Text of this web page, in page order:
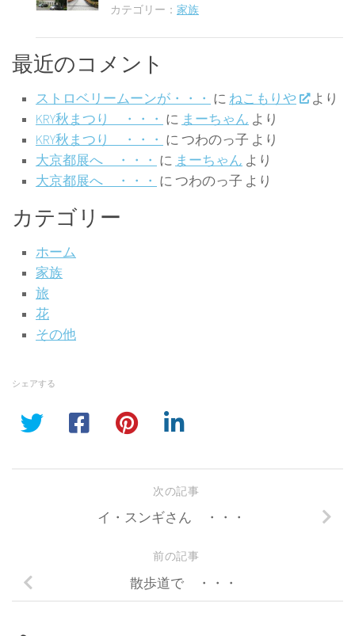
カテゴリー： 家族
最近のコメント
ストロベリームーンが・・・ に ねこもりや
より
KRY秋まつり ・・・ に まーちゃん より
KRY秋まつり ・・・ に つわのっ子 より
大京都展へ ・・・ に まーちゃん より
大京都展へ ・・・ に つわのっ子 より
カテゴリー
ホーム
家族
旅
花
その他
シェアする
次の記事
イ・スンギさん ・・・
前の記事
散歩道で ・・・